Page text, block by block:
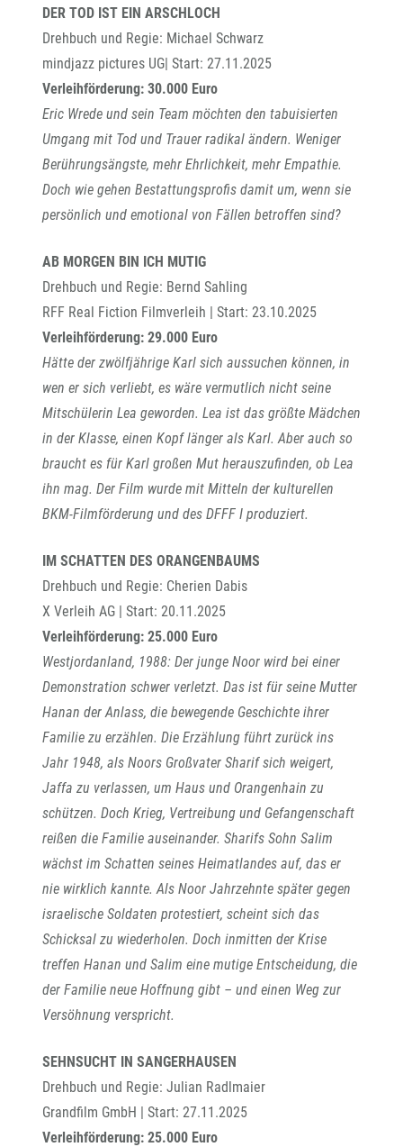
DER TOD IST EIN ARSCHLOCH
Drehbuch und Regie: Michael Schwarz
mindjazz pictures UG| Start: 27.11.2025
Verleihförderung: 30.000 Euro
Eric Wrede und sein Team möchten den tabuisierten
Umgang mit Tod und Trauer radikal ändern. Weniger
Berührungsängste, mehr Ehrlichkeit, mehr Empathie.
Doch wie gehen Bestattungsprofis damit um, wenn sie
persönlich und emotional von Fällen betroffen sind?
AB MORGEN BIN ICH MUTIG
Drehbuch und Regie: Bernd Sahling
RFF Real Fiction Filmverleih | Start: 23.10.2025
Verleihförderung: 29.000 Euro
Hätte der zwölfjährige Karl sich aussuchen können, in
wen er sich verliebt, es wäre vermutlich nicht seine
Mitschülerin Lea geworden. Lea ist das größte Mädchen
in der Klasse, einen Kopf länger als Karl. Aber auch so
braucht es für Karl großen Mut herauszufinden, ob Lea
ihn mag. Der Film wurde mit Mitteln der kulturellen
BKM-Filmförderung und des DFFF I produziert.
IM SCHATTEN DES ORANGENBAUMS
Drehbuch und Regie: Cherien Dabis
X Verleih AG | Start: 20.11.2025
Verleihförderung: 25.000 Euro
Westjordanland, 1988: Der junge Noor wird bei einer
Demonstration schwer verletzt. Das ist für seine Mutter
Hanan der Anlass, die bewegende Geschichte ihrer
Familie zu erzählen. Die Erzählung führt zurück ins
Jahr 1948, als Noors Großvater Sharif sich weigert,
Jaffa zu verlassen, um Haus und Orangenhain zu
schützen. Doch Krieg, Vertreibung und Gefangenschaft
reißen die Familie auseinander. Sharifs Sohn Salim
wächst im Schatten seines Heimatlandes auf, das er
nie wirklich kannte. Als Noor Jahrzehnte später gegen
israelische Soldaten protestiert, scheint sich das
Schicksal zu wiederholen. Doch inmitten der Krise
treffen Hanan und Salim eine mutige Entscheidung, die
der Familie neue Hoffnung gibt – und einen Weg zur
Versöhnung verspricht.
SEHNSUCHT IN SANGERHAUSEN
Drehbuch und Regie: Julian Radlmaier
Grandfilm GmbH | Start: 27.11.2025
Verleihförderung: 25.000 Euro